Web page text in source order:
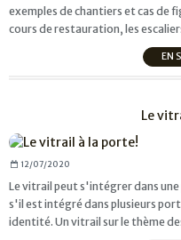
exemples de chantiers et cas de
cours de restauration, les
EN
Le
12/07/2020
Le vitrail peut s'intégrer dans
s'il est intégré dans plusieurs
identité. Un vitrail sur le thème